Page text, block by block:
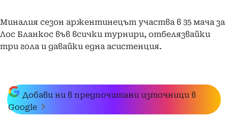
Миналия сезон аржентинецът участва в 35 мача за
Лос Бланкос във всички турнири, отбелязвайки
три гола и давайки една асистенция.
Добави ни в предпочитани източници в
Google